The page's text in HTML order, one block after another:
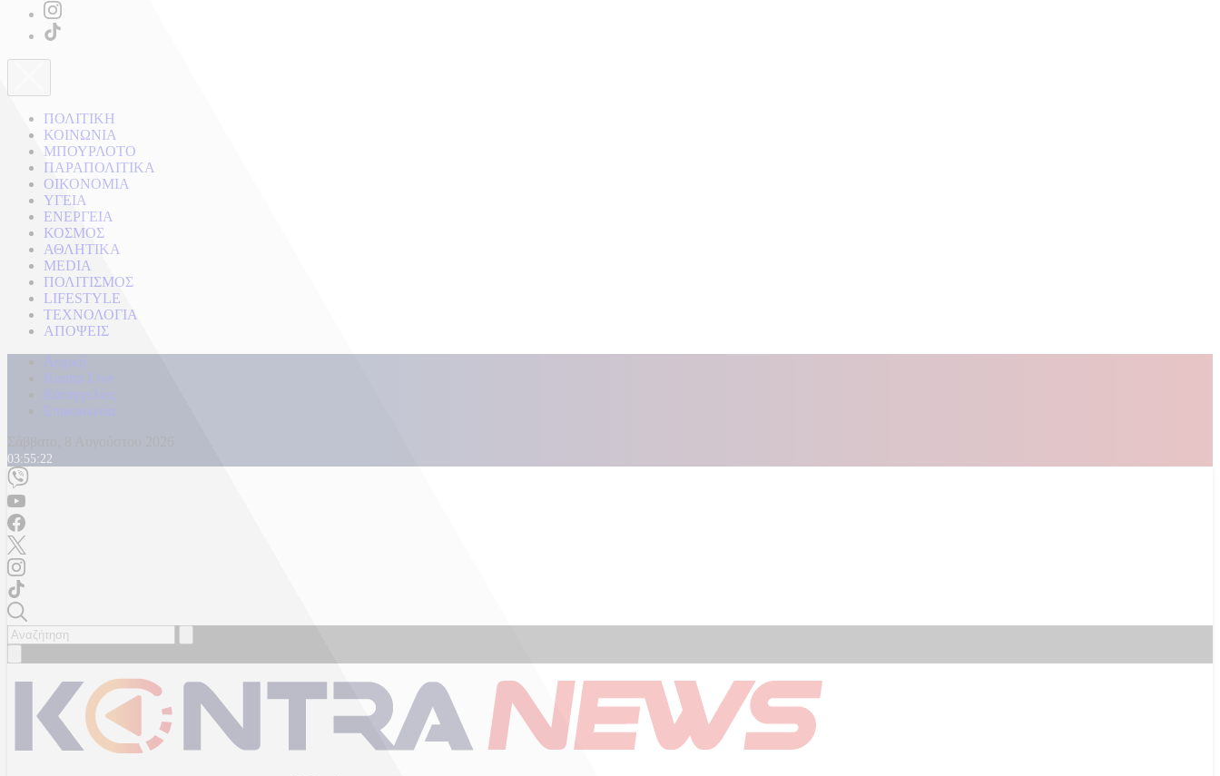
ΠΟΛΙΤΙΚΗ
ΚΟΙΝΩΝΙΑ
ΜΠΟΥΡΛΟΤΟ
ΠΑΡΑΠΟΛΙΤΙΚΑ
ΟΙΚΟΝΟΜΙΑ
ΥΓΕΙΑ
ΕΝΕΡΓΕΙΑ
ΚΟΣΜΟΣ
ΑΘΛΗΤΙΚΑ
MEDIA
ΠΟΛΙΤΙΣΜΟΣ
LIFESTYLE
ΤΕΧΝΟΛΟΓΙΑ
ΑΠΟΨΕΙΣ
Αρχική
Kontra Live
Καταγγελίες
Επικοινωνία
03:55:25